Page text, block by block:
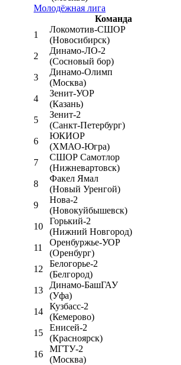
Молодёжная лига
Команда
1
Локомотив-CШОР
(Новосибирск)
2
Динамо-ЛО-2
(Сосновый бор)
3
Динамо-Олимп
(Москва)
4
Зенит-УОР
(Казань)
5
Зенит-2
(Санкт-Петербург)
6
ЮКИОР
(ХМАО-Югра)
7
СШОР Самотлор
(Нижневартовск)
8
Факел Ямал
(Новый Уренгой)
9
Нова-2
(Новокуйбышевск)
10
Горький-2
(Нижний Новгород)
11
Оренбуржье-УОР
(Оренбург)
12
Белогорье-2
(Белгород)
13
Динамо-БашГАУ
(Уфа)
14
Кузбасс-2
(Кемерово)
15
Енисей-2
(Красноярск)
16
МГТУ-2
(Москва)